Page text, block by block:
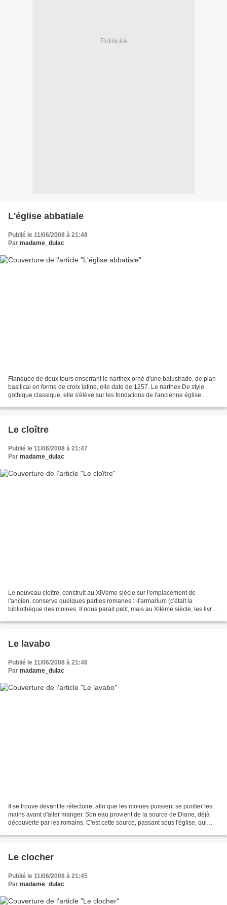
Publicité
L'église abbatiale
Publié le 11/06/2008 à 21:48
Par madame_dulac
Flanquée de deux tours enserrant le narthex orné d'une balustrade, de plan
basilical en forme de croix latine, elle date de 1257. Le narthex De style
gothique classique, elle s'élève sur les fondations de l'ancienne église
Le cloître
Publié le 11/06/2008 à 21:47
Par madame_dulac
Le nouveau cloître, construit au XIVème siècle sur l'emplacement de
l'ancien, conserve quelques parties romanes : -l'armarium (c'était la
bibliothèque des moines. Il nous parait petit, mais au XIIème siècle, les livres
Le lavabo
Publié le 11/06/2008 à 21:46
Par madame_dulac
Il se trouve devant le réfectoire, afin que les moines puissent se purifier les
mains avant d'aller manger. Son eau provient de la source de Diane, déjà
découverte par les romains. C'est cette source, passant sous l'église, qui
Le clocher
Publié le 11/06/2008 à 21:45
Par madame_dulac